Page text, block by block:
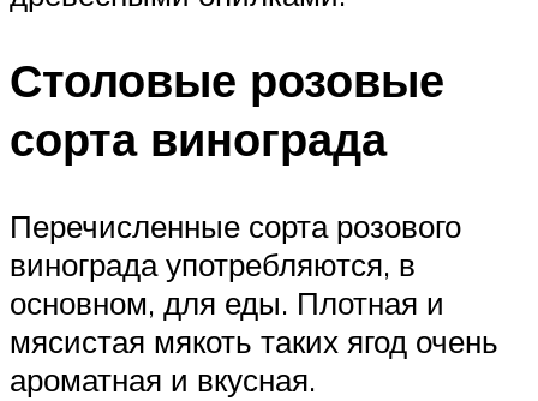
Столовые розовые
сорта винограда
Перечисленные сорта розового
винограда употребляются, в
основном, для еды. Плотная и
мясистая мякоть таких ягод очень
ароматная и вкусная.